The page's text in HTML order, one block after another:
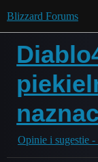
Blizzard Forums
Opinie i sugestie -